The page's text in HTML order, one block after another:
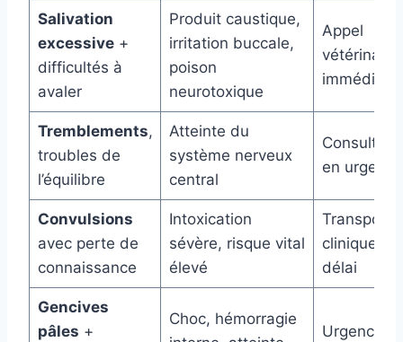
Salivation
excessive+
difficultés à
avaler
Produit caustique,
irritation buccale,
poison
neurotoxique
Appel
vétérinaire
immédiat
Tremblements,
troubles de
l’équilibre
Atteinte du
système nerveux
central
en urgence
Convulsions
avec perte de
connaissance
Intoxication
sévère, risque vital
élevé
Transport
clinique
délai
Gencives
pâles +
Choc, hémorragie
Urgence